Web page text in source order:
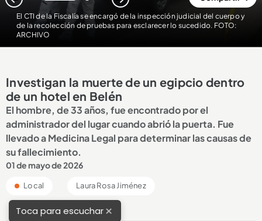
El CTI de la Fiscalía se encargó de la inspección judicial del cuerpo y
de la recolección de pruebas para esclarecer lo sucedido. FOTO:
ARCHIVO
Investigan la muerte de un egipcio dentro
de un hotel en Belén
El hombre, de 33 años, fue encontrado por el
administrador del lugar cuando abrió la puerta. Fue
llevado a Medicina Legal para determinar las causas de
su fallecimiento.
01 de mayo de 2026
Local Laura Rosa Jiménez
Toca para escuchar×